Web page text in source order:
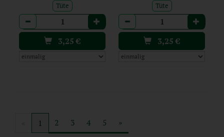
Tüte
Anzahl
3,25€
Tüte
Anzahl
3,25€
1 2 3 4 5 »